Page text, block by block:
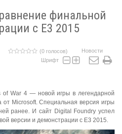
финальной
с E3 2015
(0 голосов)
Новости
Шрифт
of War 4 — новой игры в легендарной
от Microsoft. Специальная версия игры
ранее. И сайт Digital Foundry успел
версии и демонстрации с E3 2015.